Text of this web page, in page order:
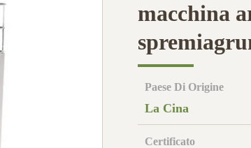
macchina
Paese Di Origine
La Cina
Certificato